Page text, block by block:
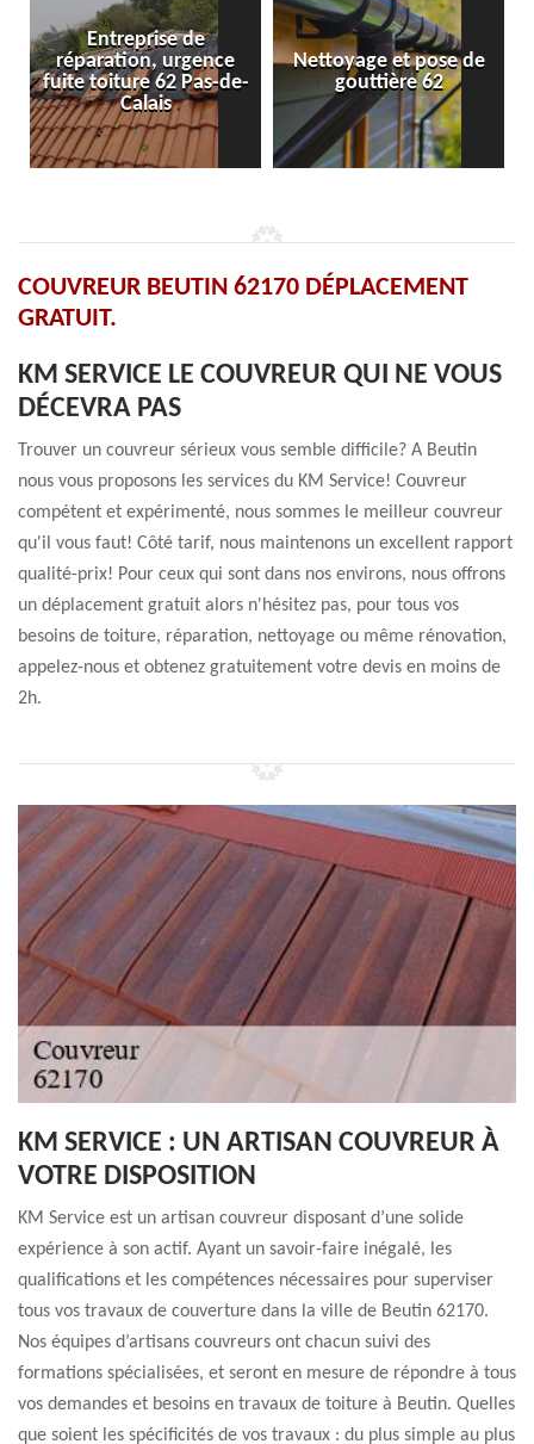
Entreprise de
réparation, urgence
fuite toiture 62 Pas-de-
Calais
Nettoyage et pose de
gouttière 62
COUVREUR BEUTIN 62170 DÉPLACEMENT
GRATUIT.
KM SERVICE LE COUVREUR QUI NE VOUS
DÉCEVRA PAS
Trouver un couvreur sérieux vous semble difficile? A Beutin
nous vous proposons les services du KM Service! Couvreur
compétent et expérimenté, nous sommes le meilleur couvreur
qu'il vous faut! Côté tarif, nous maintenons un excellent rapport
qualité-prix! Pour ceux qui sont dans nos environs, nous offrons
un déplacement gratuit alors n'hésitez pas, pour tous vos
besoins de toiture, réparation, nettoyage ou même rénovation,
appelez-nous et obtenez gratuitement votre devis en moins de
2h.
KM SERVICE : UN ARTISAN COUVREUR À
VOTRE DISPOSITION
KM Service est un artisan couvreur disposant d’une solide
expérience à son actif. Ayant un savoir-faire inégalé, les
qualifications et les compétences nécessaires pour superviser
tous vos travaux de couverture dans la ville de Beutin 62170.
Nos équipes d’artisans couvreurs ont chacun suivi des
formations spécialisées, et seront en mesure de répondre à tous
vos demandes et besoins en travaux de toiture à Beutin. Quelles
que soient les spécificités de vos travaux : du plus simple au plus